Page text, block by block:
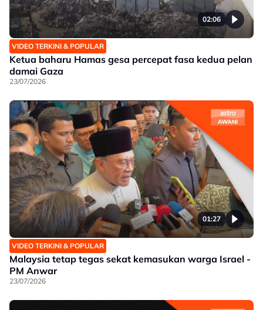
02:06
VIDEO TERKINI & POPULAR
Ketua baharu Hamas gesa percepat fasa kedua pelan
damai Gaza
23/07/2026
01:27
VIDEO TERKINI & POPULAR
Malaysia tetap tegas sekat kemasukan warga Israel -
PM Anwar
23/07/2026